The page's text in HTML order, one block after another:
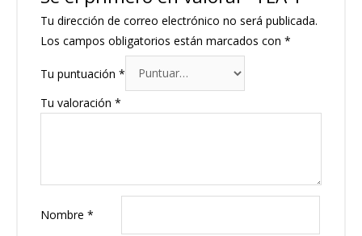
Tu dirección de correo electrónico no será publicada.
Los campos obligatorios están marcados con *
Tu puntuación *
Tu valoración *
Nombre *